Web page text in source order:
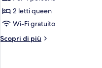
Camera,
2
queen
2 letti queen
Wi-Fi gratuito
Scopri di più
Altri